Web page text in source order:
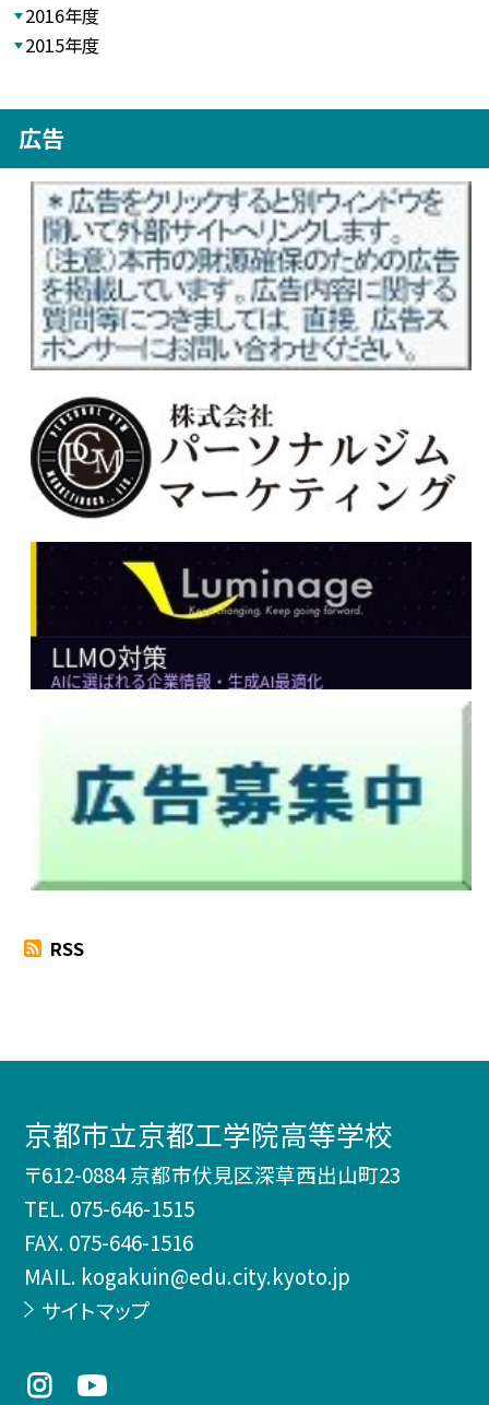
2016年度
2015年度
広告
RSS
京都市立京都工学院高等学校
〒612-0884 京都市伏見区深草西出山町23
TEL. 075-646-1515
FAX. 075-646-1516
MAIL. kogakuin@edu.city.kyoto.jp
サイトマップ